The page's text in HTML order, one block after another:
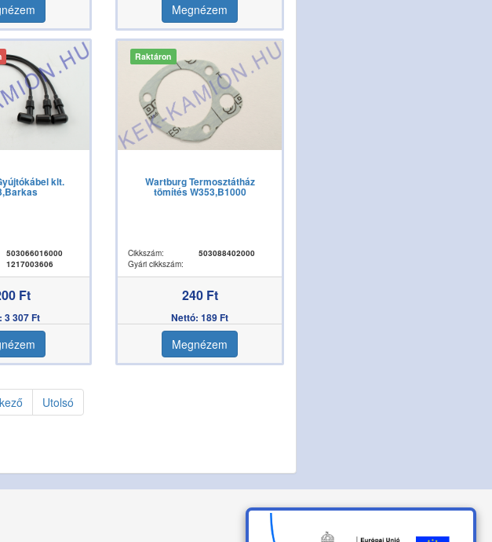
Megnézem
klt.
503066016000
1217003606
Ft
3 307 Ft
Raktáron
Wartburg Termosztátház
tömítés W353,B1000
Cikkszám:
503088402000
Gyári cikkszám:
240 Ft
Nettó: 189 Ft
Megnézem
Utolsó